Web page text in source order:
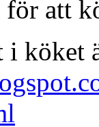
att
köket